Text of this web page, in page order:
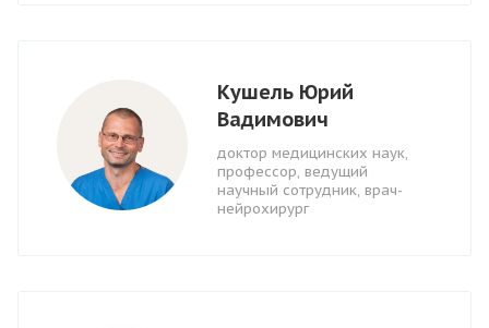
Кушель Юрий
Вадимович
доктор медицинских наук,
профессор, ведущий
научный сотрудник, врач-
нейрохирург